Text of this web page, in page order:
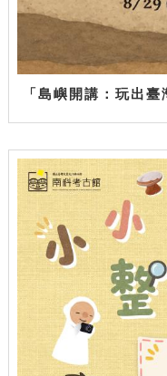
「島嶼開講：玩出